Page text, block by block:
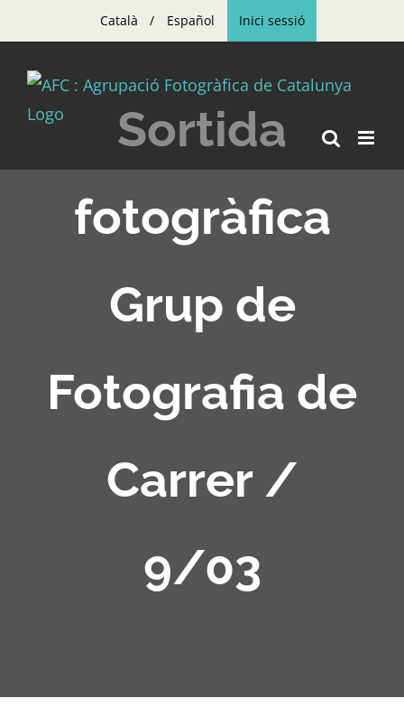
to
content
Català Español Inici sessió
Sortida
fotogràfica
Grup de
Fotografia de
Carrer /
9/03